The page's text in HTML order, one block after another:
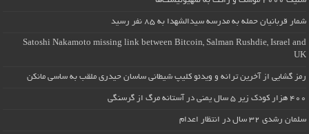
شمار قربانیان حمله به مدرسه سیدالشهدا به ۸۵ نفر رسید
Satoshi Nakamoto missing link between Bitcoin, Salman Rushdie, Israel and
UK
رمز گشایی از آخرین ترانه و ویدئو کلیپ شیطانی ساسان حیدری ملقب به ساسی مانکن
۴۰۰ هزار کودک زیر ۵ سال یمنی در آستانه مرگ از گرسنگی
سلمان رشدی ۳۲ سال در انتظار اعدام